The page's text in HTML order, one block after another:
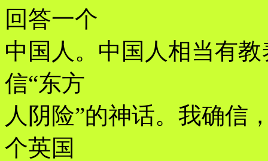
回答一个
中国人。中国人相当有
信“东方
人阴险”的神话。我确信
个英国